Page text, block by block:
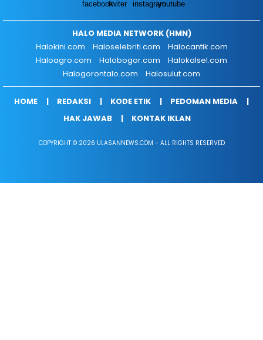
HALO MEDIA NETWORK (HMN)
Halokini.com
Haloselebriti.com
Halocantik.com
Haloagro.com
Halobogor.com
Halokalsel.com
Halogorontalo.com
Halosulut.com
HOME REDAKSI KODE ETIK
PEDOMAN MEDIA
HAK JAWAB
KONTAK IKLAN
COPYRIGHT © 2026 ULASANNEWS.COM - ALL RIGHTS RESERVED